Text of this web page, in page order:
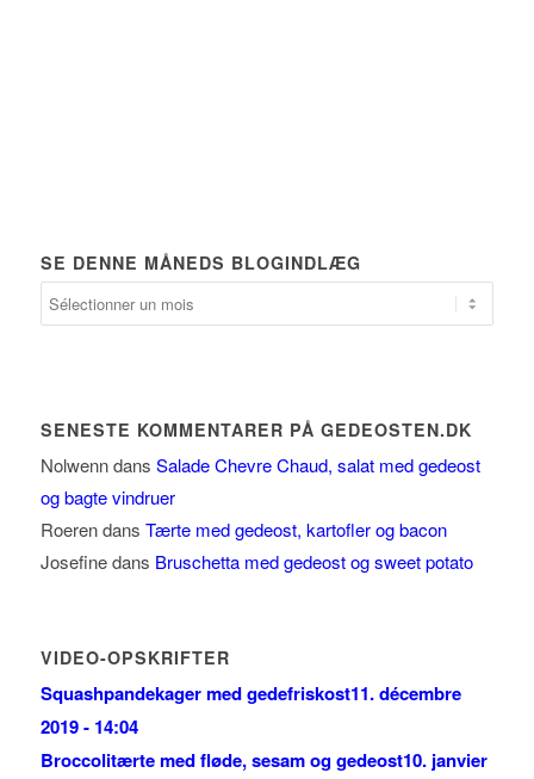
SE DENNE MÅNEDS BLOGINDLÆG
Se
SENESTE KOMMENTARER PÅ GEDEOSTEN.DK
Nolwenndans Salade Chevre Chaud, salat med gedeost
og bagte vindruer
Roerendans Tærte med gedeost, kartofler og bacon
Josefinedans Bruschetta med gedeost og sweet potato
VIDEO-OPSKRIFTER
Squashpandekager med gedefriskost11. décembre
2019 - 14:04
Broccolitærte med fløde, sesam og gedeost10. janvier